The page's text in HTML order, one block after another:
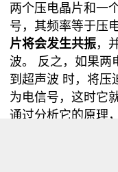
两个压电晶片和一
号，其频率等于压
片将会发生共振，
波。 反之，如果两
到超声波 时，将压
为电信号，这时它
通过分析它的原理